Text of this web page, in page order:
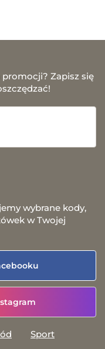
Zapisz się
wybrane kody,
w Twojej
Sport